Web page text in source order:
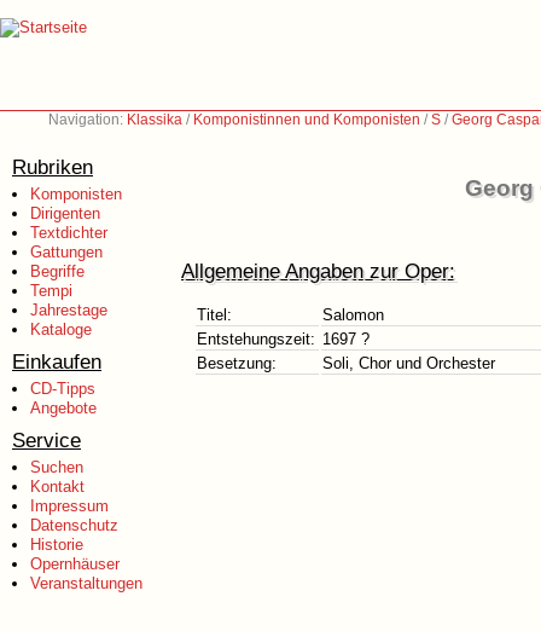
Navigation: Klassika / Komponistinnen und Komponisten /S /Georg
Rubriken
Komponisten
Dirigenten
Textdichter
Gattungen
Begriffe
Tempi
Jahrestage
Kataloge
Einkaufen
CD-Tipps
Angebote
Service
Suchen
Kontakt
Impressum
Datenschutz
Historie
Opernhäuser
Veranstaltungen
Georg
Allgemeine Angaben zur Oper:
Titel:
Salomon
Entstehungszeit: 1697 ?
Besetzung:
Soli, Chor und Orchester